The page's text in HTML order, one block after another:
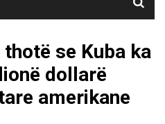
se Kuba ka
dollarë
amerikane